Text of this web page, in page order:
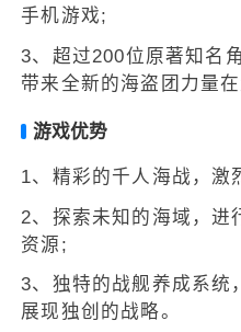
手机游戏;
3、超过200位原著知名
带来全新的海盗团力量
游戏优势
1、精彩的千人海战，激
2、探索未知的海域，进
资源;
3、独特的战舰养成系统
展现独创的战略。